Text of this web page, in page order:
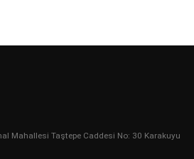
Mahallesi Taştepe Caddesi No: 30 Karakuyu